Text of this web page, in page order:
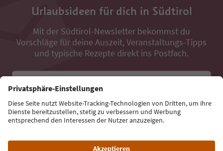
Urlaubsideen für dich in Südtirol
Mit der Südtirol-Newsletter bekommst du
Vorschläge für deine Auszeit, Veranstaltungs-Tipps
und typische Rezepte direkt ins Postfach.
Jetzt anmelden